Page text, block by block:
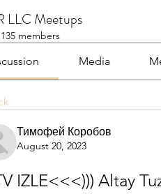
LLC Meetups
135 members
Media
Тимофей Коробов
August 20, 2023
IZLE<<<))) Altay